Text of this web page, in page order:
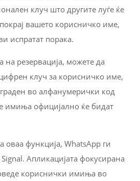
клуч што другите луѓе ќе
вашето корисничко име,
испратат порака.
на резервација, можете да
клуч за корисничко име,
во алфанумерички код
имиња официјално ќе бидат
оваа функција, WhatsApp ги
Апликацијата фокусирана
кориснички имиња во